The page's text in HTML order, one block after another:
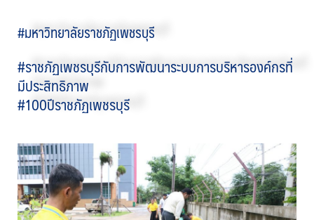
#มหาวิทยาลัยราชภัฏเพชรบุรี
#ราชภัฏเพชรบุรีกับการพัฒนาระบบการบริหารองค์กรที่
มีประสิทธิภาพ
#100ปีราชภัฏเพชรบุรี